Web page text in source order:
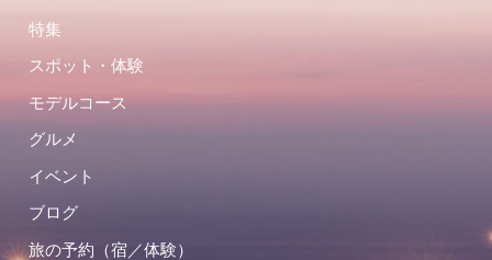
特集
スポット・体験
モデルコース
グルメ
イベント
ブログ
旅の予約（宿／体験）